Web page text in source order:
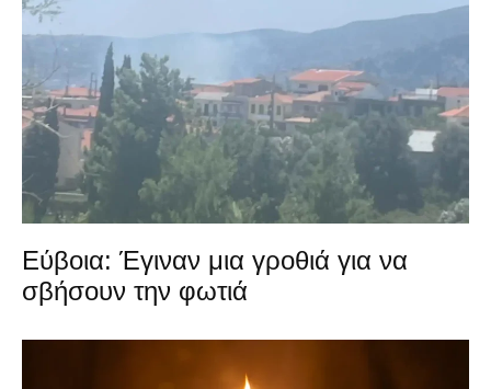
Εύβοια: Έγιναν μια γροθιά για να
σβήσουν την φωτιά